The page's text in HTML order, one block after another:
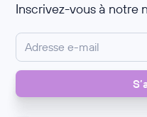
Inscrivez-vous à notre